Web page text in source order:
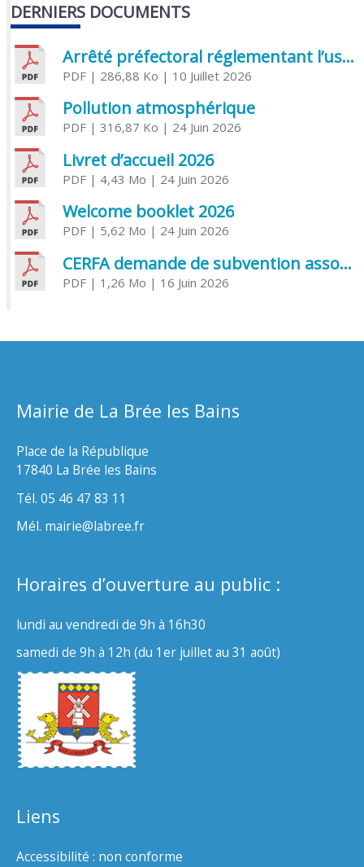
DERNIERS DOCUMENTS
Arrêté préfectoral réglementant l’usage de l’eau
PDF| 286,88 Ko | 10 Juillet 2026
Pollution atmosphérique
PDF| 316,87 Ko | 24 Juin 2026
Livret d’accueil 2026
PDF| 4,43 Mo | 24 Juin 2026
Welcome booklet 2026
PDF| 5,62 Mo | 24 Juin 2026
CERFA demande de subvention association
PDF| 1,26 Mo | 16 Juin 2026
Mairie de La Brée les Bains
Place de la République
17840 La Brée les Bains
Tél. 05 46 47 83 11
Mél. mairie@labree.fr
Horaires d’ouverture au public :
lundi au vendredi de 9h à 16h30
samedi de 9h à 12h (du 1er juillet au 31 août)
Liens
Accessibilité : non conforme